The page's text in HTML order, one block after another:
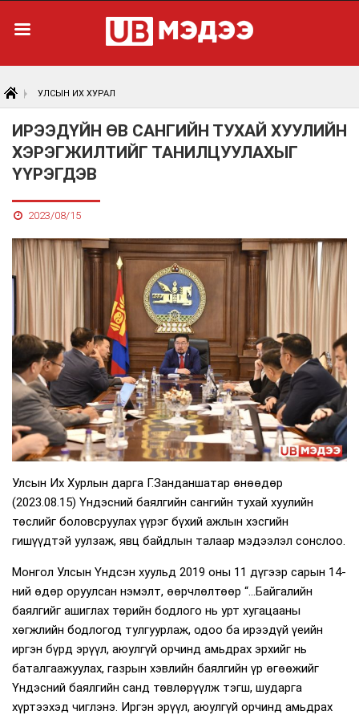
УЛСЫН ИХ ХУРАЛ
ИРЭЭДҮЙН ӨВ САНГИЙН ТУХАЙ ХУУЛИЙН
ХЭРЭГЖИЛТИЙГ ТАНИЛЦУУЛАХЫГ
ҮҮРЭГДЭВ
2023/08/15
Улсын Их Хурлын дарга Г.Занданшатар өнөөдөр
(2023.08.15) Үндэсний баялгийн сангийн тухай хуулийн
төслийг боловсруулах үүрэг бүхий ажлын хэсгийн
гишүүдтэй уулзаж, явц байдлын талаар мэдээлэл сонслоо.
Монгол Улсын Үндсэн хуульд 2019 оны 11 дүгээр сарын 14-
ний өдөр оруулсан нэмэлт, өөрчлөлтөөр “…Байгалийн
баялгийг ашиглах төрийн бодлого нь урт хугацааны
хөгжлийн бодлогод тулгуурлаж, одоо ба ирээдүй үеийн
иргэн бүрд эрүүл, аюулгүй орчинд амьдрах эрхийг нь
баталгаажуулах, газрын хэвлийн баялгийн үр өгөөжийг
Үндэсний баялгийн санд төвлөрүүлж тэгш, шударга
хүртээхэд чиглэнэ. Иргэн эрүүл, аюулгүй орчинд амьдрах